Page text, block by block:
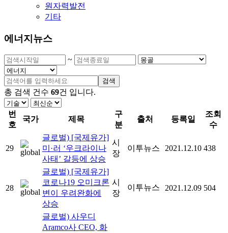
원자력발전
기타
에너지뉴스
~
검색
총 검색 건수 69건 입니다.
번
호
국가 제목
구
분
출처 등록일
조회
수
29
글로벌) [국제유가]
미·러 ‘우크라이나
사태’ 갈등에 상승
시
장
이투뉴스 2021.12.10 438
28
글로벌) [국제유가]
코로나19 오미크론
변이 우려완화에
상승
시
장
이투뉴스 2021.12.09 504
글로벌) 사우디
Aramco사 CEO, 화